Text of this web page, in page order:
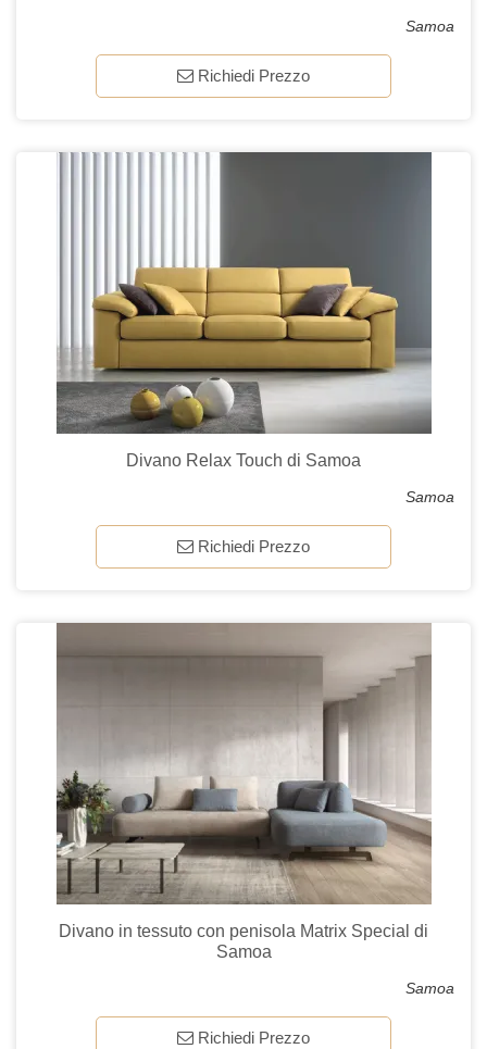
Samoa
Richiedi Prezzo
Divano Relax Touch di Samoa
Samoa
Richiedi Prezzo
Divano in tessuto con penisola Matrix Special di
Samoa
Samoa
Richiedi Prezzo